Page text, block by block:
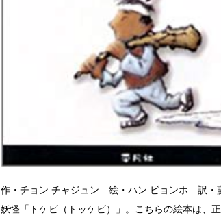
作・チョン チャジュン 絵・ハン ビョンホ 訳・
妖怪「トケビ（トッケビ）」。こちらの絵本は、